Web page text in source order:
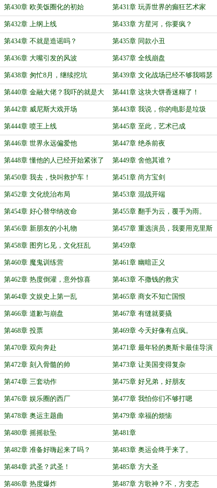
第430章 欧美饭圈化的初始 第431章 玩弄世界的癫狂艺术家
第432章 上纲上线 第433章 方星河，你要疯？
第434章 不就是造谣吗？ 第435章 同款小丑
第436章 大嘴引发的风波 第437章 全线崩盘
第438章 匆忙8月，继续挖坑 第439章 文化战场已经不够我嘚瑟
了~~~
第440章 金融大佬？我吓的就是大
佬！
第441章 这块大饼香迷糊了！
第442章 威尼斯大戏开场 第443章 我说，你的电影是垃圾
第444章 喷王上线 第445章 至此，艺术已成
第446章 世界永远偏爱他 第447章 绝杀前夜
第448章 懂他的人已经开始紧张了 第449章 舍他其谁？
第450章 我去，快叫救护车！ 第451章 尚方宝剑
第452章 文化统治布局 第453章 混战开端
第454章 好心替华纳改命 第455章 翻手为云，覆手为雨。
第456章 新朋友的小礼物 第457章 重选演员，我要用克里斯
蒂安贝尔打酱油
第458章 图穷匕见，文化狂乱 第459章
第460章 魔鬼训练营 第461章 幽暗正义
第462章 热度倒灌，意外惊喜 第463章 不撒钱的救灾
第464章 文娱史上第一乱 第465章 商女不知亡国恨
第466章 道歉与崩盘 第467章 有缝就要撬
第468章 投票 第469章 今天好像有点疯。
第470章 双向奔赴 第471章 最年轻的奥斯卡最佳导演
第472章 刻入骨髓的帅 第473章 让美国变得复杂
第474章 三套动作 第475章 好兄弟，好朋友
第476章 娱乐圈的西厂 第477章 我怕你们不够打嗯
第478章 奥运主题曲 第479章 幸福的烦恼
第480章 摇摇欲坠 第481章
第482章 准备好嗨起来了吗？ 第483章 奥运会终于来了。
第484章 武圣？武圣！ 第485章 方大圣
第486章 热度爆炸 第487章 方歌神？不，方变态